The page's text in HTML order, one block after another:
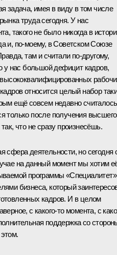
задача, имея в виду в том числе
труда сегодня. У нас
такого не было никогда в
и, по-моему, в Советском Союзе
там и считали по-другому,
у нас большой дефицит кадров,
относится целый набор
ещё совсем недавно
только после получения высшего
что не сразу произнесёшь.
сфера деятельности, но сегодня
на данный момент мы хотим
программы «Специалитет»
бизнеса, который
кадров. И в целом
с какого-то момента, с
поддержка со